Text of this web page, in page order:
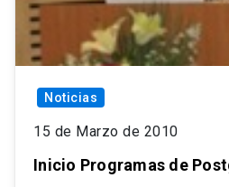
Noticias
15 de Marzo de 2010
Inicio Programas de